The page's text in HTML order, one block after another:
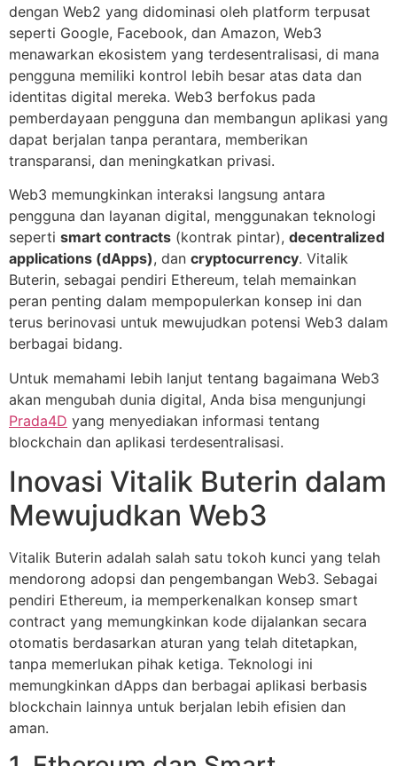
dengan Web2 yang didominasi oleh platform terpusat
seperti Google, Facebook, dan Amazon, Web3
menawarkan ekosistem yang terdesentralisasi, di mana
pengguna memiliki kontrol lebih besar atas data dan
identitas digital mereka. Web3 berfokus pada
pemberdayaan pengguna dan membangun aplikasi yang
dapat berjalan tanpa perantara, memberikan
transparansi, dan meningkatkan privasi.
Web3 memungkinkan interaksi langsung antara
pengguna dan layanan digital, menggunakan teknologi
seperti smart contracts (kontrak pintar), decentralized
applications (dApps), dan cryptocurrency. Vitalik
Buterin, sebagai pendiri Ethereum, telah memainkan
peran penting dalam mempopulerkan konsep ini dan
terus berinovasi untuk mewujudkan potensi Web3 dalam
berbagai bidang.
Untuk memahami lebih lanjut tentang bagaimana Web3
akan mengubah dunia digital, Anda bisa mengunjungi
Prada4D yang menyediakan informasi tentang
blockchain dan aplikasi terdesentralisasi.
Inovasi Vitalik Buterin dalam
Mewujudkan Web3
Vitalik Buterin adalah salah satu tokoh kunci yang telah
mendorong adopsi dan pengembangan Web3. Sebagai
pendiri Ethereum, ia memperkenalkan konsep smart
contract yang memungkinkan kode dijalankan secara
otomatis berdasarkan aturan yang telah ditetapkan,
tanpa memerlukan pihak ketiga. Teknologi ini
memungkinkan dApps dan berbagai aplikasi berbasis
blockchain lainnya untuk berjalan lebih efisien dan
aman.